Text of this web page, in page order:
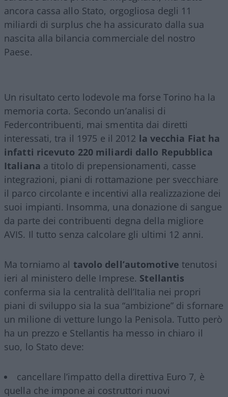
ancora cassa allo Stato, orgogliosa degli 11
miliardi di surplus che ha assicurato dalla sua
nascita alla bilancia commerciale del nostro
Paese.
Un risultato certo lodevole ma forse Torino ha la
memoria corta. Secondo un’analisi di
Federcontribuenti, mai smentita dai diretti
interessati, tra il 1975 e il 2012 la vecchia Fiat ha
infatti ricevuto 220 miliardi dallo Repubblica
Italiana a titolo di prepensionamenti, casse
integrazioni, piani di rottamazione per svecchiare
il parco circolante e incentivi alla realizzazione dei
suoi impianti. Insomma, una donazione di sangue
da parte dei contribuenti degna della migliore
AVIS. Il tutto senza calcolare gli ultimi 12 anni.
Ma torniamo al tavolo dell’automotive tenutosi
ieri al ministero delle Imprese. Stellantis
conferma sia la centralità dell’Italia nei propri
piani di sviluppo sia la sua “ambizione” di sfornare
un milione di vetture lungo la Penisola. Tutto però
ha un prezzo e Stellantis ha messo in chiaro il
suo, lo Stato deve:
cancellare l’impatto della direttiva Euro 7, è
quella che impone ai costruttori nuovi